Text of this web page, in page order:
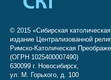
© 2015 «Сибирская католическая
издание Централизованной
Римско-Католическая
(ОГРН 1025400007490)
630099 г. Новосибирск,
ул. М. Горького, д. 100